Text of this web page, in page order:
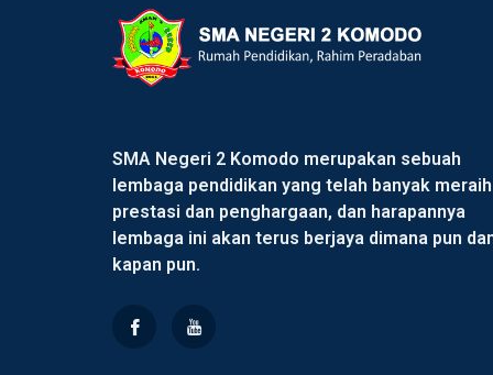
SMA Negeri 2 Komodo merupakan sebuah
lembaga pendidikan yang telah banyak meraih
prestasi dan penghargaan, dan harapannya
lembaga ini akan terus berjaya dimana pun
kapan pun.